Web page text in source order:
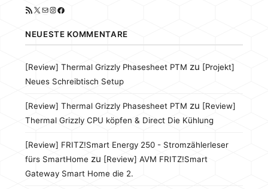
RSS-Feed
X E-MailInstagram
Facebook
NEUESTE KOMMENTARE
[Review] Thermal Grizzly Phasesheet PTM zu [Projekt]
Neues Schreibtisch Setup
[Review] Thermal Grizzly Phasesheet PTM zu [Review]
Thermal Grizzly CPU köpfen & Direct Die Kühlung
[Review] FRITZ!Smart Energy 250 - Stromzählerleser
fürs SmartHome zu [Review] AVM FRITZ!Smart
Gateway Smart Home die 2.